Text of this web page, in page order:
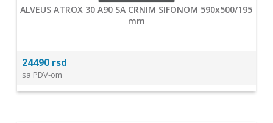
ALVEUS ATROX 30 A90 SA CRNIM SIFONOM 590x500/195
mm
24490 rsd
sa PDV-om